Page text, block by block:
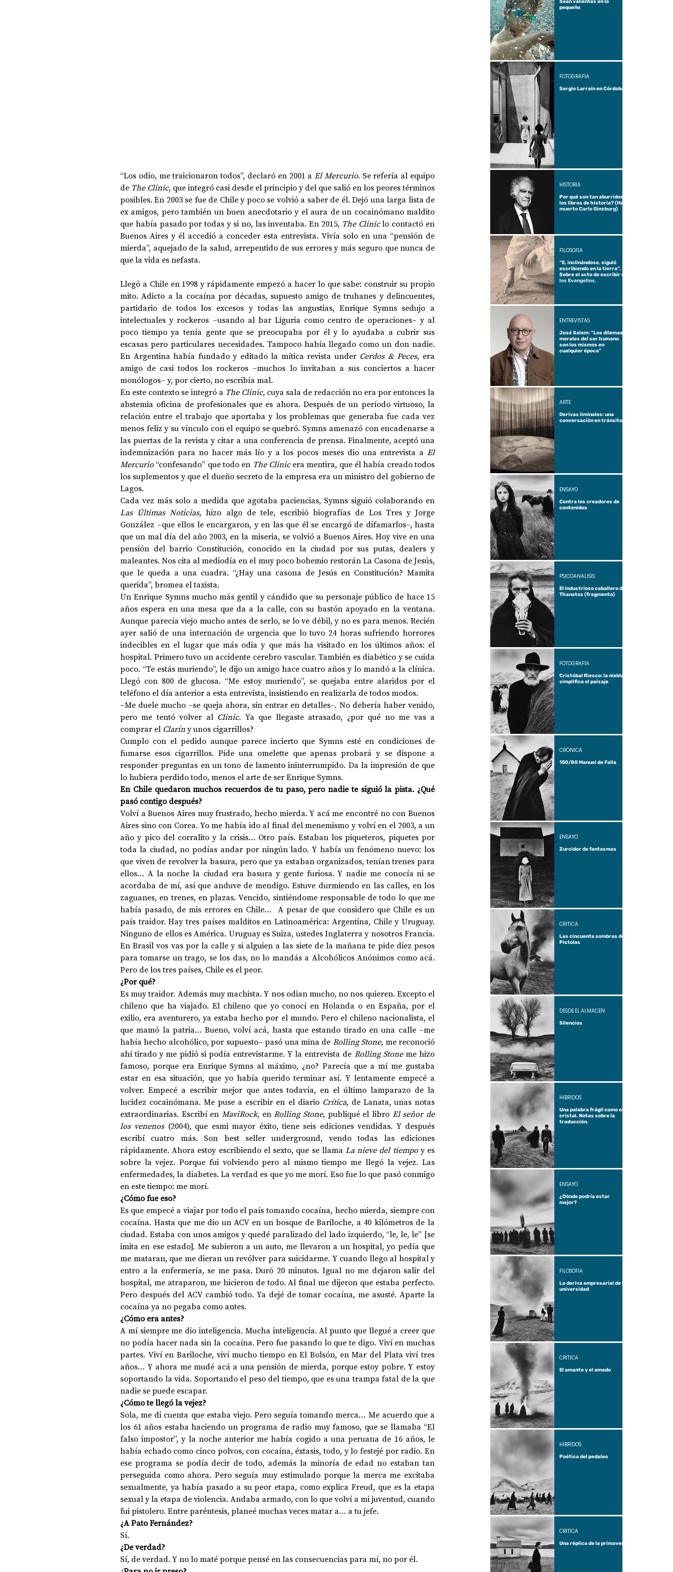
“Los odio, me traicionaron todos”, declaró en 2001 a El Mercurio. Se refería al equipo
de The Clinic, que integró casi desde el principio y del que salió en los peores términos
posibles. En 2003 se fue de Chile y poco se volvió a saber de él. Dejó una larga lista de
ex amigos, pero también un buen anecdotario y el aura de un cocainómano maldito
que había pasado por todas y si no, las inventaba. En 2015, The Clinic lo contactó en
Buenos Aires y él accedió a conceder esta entrevista. Vivía solo en una “pensión de
mierda”, aquejado de la salud, arrepentido de sus errores y más seguro que nunca de
que la vida es nefasta.
Llegó a Chile en 1998 y rápidamente empezó a hacer lo que sabe: construir su propio
mito. Adicto a la cocaína por décadas, supuesto amigo de truhanes y delincuentes,
partidario de todos los excesos y todas las angustias, Enrique Symns sedujo a
intelectuales y rockeros –usando al bar Liguria como centro de operaciones– y al
poco tiempo ya tenía gente que se preocupaba por él y lo ayudaba a cubrir sus
escasas pero particulares necesidades. Tampoco había llegado como un don nadie.
En Argentina había fundado y editado la mítica revista under Cerdos & Peces, era
amigo de casi todos los rockeros –muchos lo invitaban a sus conciertos a hacer
monólogos– y, por cierto, no escribía mal.
En este contexto se integró a The Clinic, cuya sala de redacción no era por entonces la
abstemia oficina de profesionales que es ahora. Después de un período virtuoso, la
relación entre el trabajo que aportaba y los problemas que generaba fue cada vez
menos feliz y su vínculo con el equipo se quebró. Symns amenazó con encadenarse a
las puertas de la revista y citar a una conferencia de prensa. Finalmente, aceptó una
indemnización para no hacer más lío y a los pocos meses dio una entrevista a El
Mercurio “confesando” que todo en The Clinic era mentira, que él había creado todos
los suplementos y que el dueño secreto de la empresa era un ministro del gobierno de
Lagos.
Las Últimas Noticias, hizo algo de tele, escribió biografías de Los Tres y Jorge
González –que ellos le encargaron, y en las que él se encargó de difamarlos–, hasta
que un mal día del año 2003, en la miseria, se volvió a Buenos Aires. Hoy vive en una
pensión del barrio Constitución, conocido en la ciudad por sus putas, dealers y
maleantes. Nos cita al mediodía en el muy poco bohemio restorán La Casona de Jesús,
que le queda a una cuadra. “¿Hay una casona de Jesús en Constitución? Mamita
querida”, bromea el taxista.
Un Enrique Symns mucho más gentil y cándido que su personaje público de hace 15
años espera en una mesa que da a la calle, con su bastón apoyado en la ventana.
Aunque parecía viejo mucho antes de serlo, se lo ve débil, y no es para menos. Recién
ayer salió de una internación de urgencia que lo tuvo 24 horas sufriendo horrores
indecibles en el lugar que más odia y que más ha visitado en los últimos años: el
hospital. Primero tuvo un accidente cerebro vascular. También es diabético y se cuida
poco. “Te estás muriendo”, le dijo un amigo hace cuatro años y lo mandó a la clínica.
Llegó con 800 de glucosa. “Me estoy muriendo”, se quejaba entre alaridos por el
teléfono el día anterior a esta entrevista, insistiendo en realizarla de todos modos.
–Me duele mucho –se queja ahora, sin entrar en detalles–. No debería haber venido,
pero me tentó volver al Clinic. Ya que llegaste atrasado, ¿por qué no me vas a
comprar el Clarín y unos cigarrillos?
Cumplo con el pedido aunque parece incierto que Symns esté en condiciones de
fumarse esos cigarrillos. Pide una omelette que apenas probará y se dispone a
responder preguntas en un tono de lamento ininterrumpido. Da la impresión de que
lo hubiera perdido todo, menos el arte de ser Enrique Symns.
En Chile quedaron muchos recuerdos de tu paso, pero nadie te siguió la pista. ¿Qué
pasó contigo después?
Volví a Buenos Aires muy frustrado, hecho mierda. Y acá me encontré no con Buenos
Aires sino con Corea. Yo me había ido al final del menemismo y volví en el 2003, a un
año y pico del corralito y la crisis… Otro país. Estaban los piqueteros, piquetes por
toda la ciudad, no podías andar por ningún lado. Y había un fenómeno nuevo: los
que viven de revolver la basura, pero que ya estaban organizados, tenían trenes para
ellos… A la noche la ciudad era basura y gente furiosa. Y nadie me conocía ni se
acordaba de mí, así que anduve de mendigo. Estuve durmiendo en las calles, en los
zaguanes, en trenes, en plazas. Vencido, sintiéndome responsable de todo lo que me
había pasado, de mis errores en Chile…  A pesar de que considero que Chile es un
país traidor. Hay tres países malditos en Latinoamérica: Argentina, Chile y Uruguay.
Ninguno de ellos es América. Uruguay es Suiza, ustedes Inglaterra y nosotros Francia.
En Brasil vos vas por la calle y si alguien a las siete de la mañana te pide diez pesos
para tomarse un trago, se los das, no lo mandás a Alcohólicos Anónimos como acá.
Pero de los tres países, Chile es el peor.
¿Por qué?
Es muy traidor. Además muy machista. Y nos odian mucho, no nos quieren. Excepto el
chileno que ha viajado. El chileno que yo conocí en Holanda o en España, por el
exilio, era aventurero, ya estaba hecho por el mundo. Pero el chileno nacionalista, el
que mamó la patria… Bueno, volví acá, hasta que estando tirado en una calle –me
había hecho alcohólico, por supuesto– pasó una mina de Rolling Stone, me reconoció
ahí tirado y me pidió si podía entrevistarme. Y la entrevista de Rolling Stone me hizo
famoso, porque era Enrique Symns al máximo, ¿no? Parecía que a mí me gustaba
estar en esa situación, que yo había querido terminar así. Y lentamente empecé a
volver. Empecé a escribir mejor que antes todavía, en el último lamparazo de la
lucidez cocainómana. Me puse a escribir en el diario Crítica, de Lanata, unas notas
extraordinarias. Escribí en MaviRock, en Rolling Stone, publiqué el libro El señor de
los venenos (2004), que esmi mayor éxito, tiene seis ediciones vendidas. Y después
escribí cuatro más. Son best seller underground, vendo todas las ediciones
rápidamente. Ahora estoy escribiendo el sexto, que se llama La nieve del tiempo y es
sobre la vejez. Porque fui volviendo pero al mismo tiempo me llegó la vejez. Las
enfermedades, la diabetes. La verdad es que yo me morí. Eso fue lo que pasó conmigo
en este tiempo: me morí.
¿Cómo fue eso?
Es que empecé a viajar por todo el país tomando cocaína, hecho mierda, siempre con
cocaína. Hasta que me dio un ACV en un bosque de Bariloche, a 40 kilómetros de la
ciudad. Estaba con unos amigos y quedé paralizado del lado izquierdo, “le, le, le” [se
imita en ese estado]. Me subieron a un auto, me llevaron a un hospital, yo pedía que
me mataran, que me dieran un revólver para suicidarme. Y cuando llego al hospital y
entro a la enfermería, se me pasa. Duró 20 minutos. Igual no me dejaron salir del
hospital, me atraparon, me hicieron de todo. Al final me dijeron que estaba perfecto.
Pero después del ACV cambió todo. Ya dejé de tomar cocaína, me asusté. Aparte la
cocaína ya no pegaba como antes.
¿Cómo era antes?
A mí siempre me dio inteligencia. Mucha inteligencia. Al punto que llegué a creer que
no podía hacer nada sin la cocaína. Pero fue pasando lo que te digo. Viví en muchas
partes. Viví en Bariloche, viví mucho tiempo en El Bolsón, en Mar del Plata viví tres
años… Y ahora me mudé acá a una pensión de mierda, porque estoy pobre. Y estoy
soportando la vida. Soportando el peso del tiempo, que es una trampa fatal de la que
nadie se puede escapar.
¿Cómo te llegó la vejez?
Sola, me di cuenta que estaba viejo. Pero seguía tomando merca… Me acuerdo que a
los 61 años estaba haciendo un programa de radio muy famoso, que se llamaba “El
falso impostor”, y la noche anterior me había cogido a una peruana de 16 años, le
había echado como cinco polvos, con cocaína, éxtasis, todo, y lo festejé por radio. En
ese programa se podía decir de todo, además la minoría de edad no estaban tan
perseguida como ahora. Pero seguía muy estimulado porque la merca me excitaba
sexualmente, ya había pasado a su peor etapa, como explica Freud, que es la etapa
sexual y la etapa de violencia. Andaba armado, con lo que volví a mi juventud, cuando
fui pistolero. Entre paréntesis, planeé muchas veces matar a… a tu jefe.
¿A Pato Fernández?
Sí.
¿De verdad?
Sí, de verdad. Y no lo maté porque pensé en las consecuencias para mí, no por él.
Sean valientes en lo
pequeño
Sergio Larraín en Córdoba
FOTOGRAFÍA
Por qué son tan aburridos
los libros de historia? (Ha
muerto Carlo Ginzburg)
HISTORIA
“E, inclinándose, siguió
escribiendo en la tierra”.
Sobre el acto de escribir en
los Evangelios.
FILOSOFÍA
José Salem: “Los dilemas
morales del ser humano
son los mismos en
cualquier época”
ENTREVISTAS
Derivas liminales: una
conversación en tránsito
ARTE
Contra los creadores de
contenidos
ENSAYO
El industrioso caballero de
Thanatos (fragmento)
PSICOANÁLISIS
Cristóbal Riesco: la niebla
simplifica el paisaje
FOTOGRAFÍA
150/80 Manuel de Falla
CRÓNICA
Zurcidor de fantasmas
ENSAYO
Las cincuenta sombras de
Pistolas
CRÍTICA
Silencios
DESDE EL ALMACÉN
Una palabra frágil como el
cristal. Notas sobre la
traducción.
HÍBRIDOS
¿Dónde podría estar
mejor?
ENSAYO
La deriva empresarial de la
universidad
FILOSOFÍA
El amante y el amado
CRÍTICA
Poética del pedaleo
HÍBRIDOS
Una réplica de la primavera
CRÍTICA